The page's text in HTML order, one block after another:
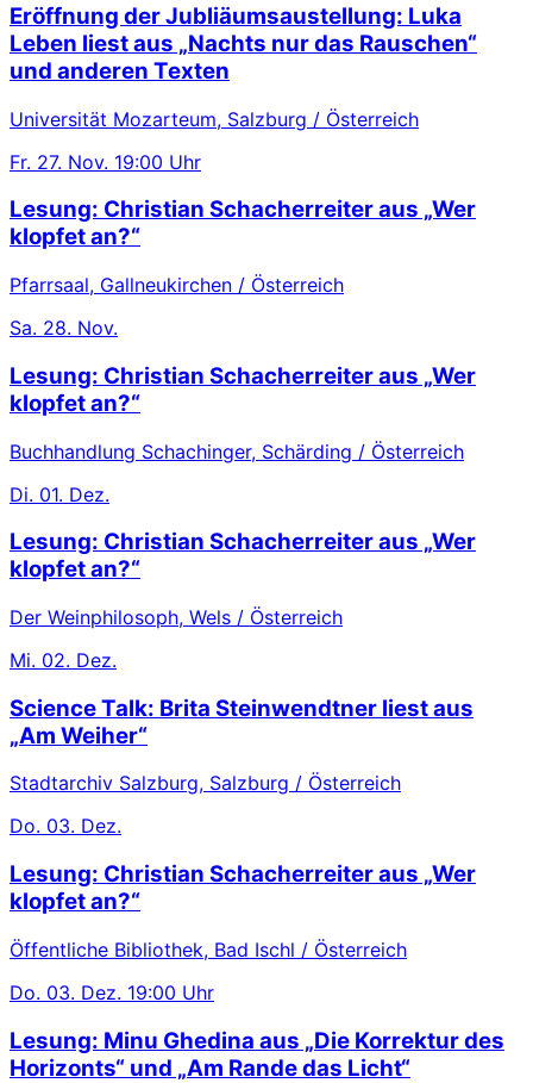
Eröffnung der Jubliäumsaustellung: Luka
Leben liest aus „Nachts nur das Rauschen“
und anderen Texten
Universität Mozarteum, Salzburg / Österreich
Fr. 27. Nov. 19:00 Uhr
Lesung: Christian Schacherreiter aus „Wer
klopfet an?“
Pfarrsaal, Gallneukirchen / Österreich
Sa. 28. Nov.
Lesung: Christian Schacherreiter aus „Wer
klopfet an?“
Buchhandlung Schachinger, Schärding / Österreich
Di. 01. Dez.
Lesung: Christian Schacherreiter aus „Wer
klopfet an?“
Der Weinphilosoph, Wels / Österreich
Mi. 02. Dez.
Science Talk: Brita Steinwendtner liest aus
„Am Weiher“
Stadtarchiv Salzburg, Salzburg / Österreich
Do. 03. Dez.
Lesung: Christian Schacherreiter aus „Wer
klopfet an?“
Öffentliche Bibliothek, Bad Ischl / Österreich
Do. 03. Dez. 19:00 Uhr
Lesung: Minu Ghedina aus „Die Korrektur des
Horizonts“ und „Am Rande das Licht“